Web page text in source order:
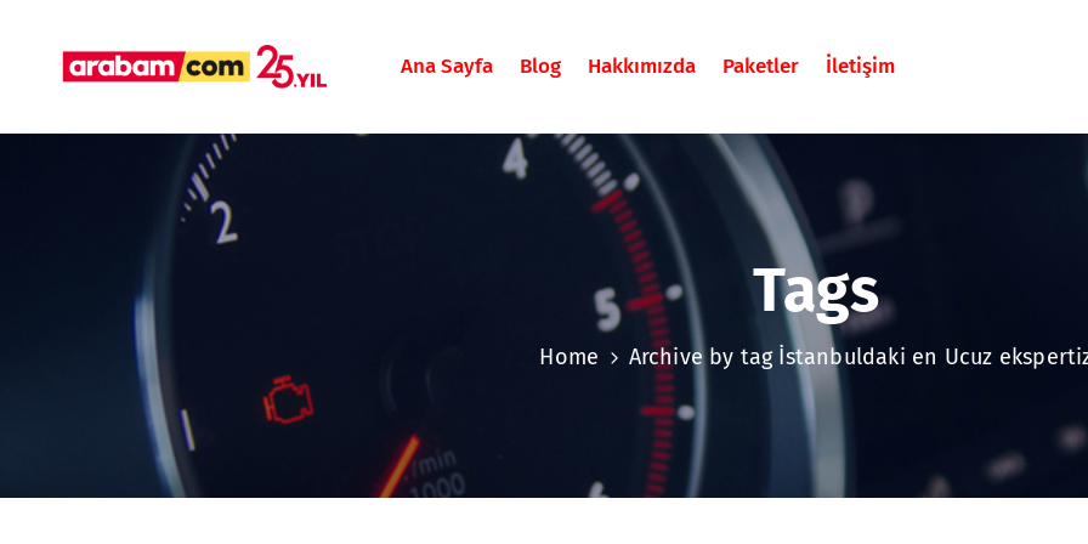
Ana Sayfa Blog Hakkımızda Paketler İletişim
Tags
Home Archive by tag İstanbuldaki en Ucuz